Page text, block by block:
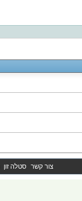
צור קשר סטלה זון